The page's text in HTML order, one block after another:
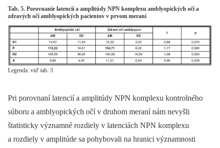
Tab. 5. Porovnanie latencií a amplitúdy NPN komplexu amblyopických očí a
zdravých očí amblyopických pacientov v prvom meraní
Legenda: viď tab. 3
Pri porovnaní latencií a amplitúdy NPN komplexu kontrolného
súboru a amblyopických očí v druhom meraní nám nevyšli
štatisticky významné rozdiely v latenciách NPN komplexu
a rozdiely v amplitúde sa pohybovali na hranici významnosti